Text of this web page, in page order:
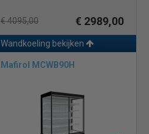
€ 4095,00 € 2989,00
Wandkoeling bekijken
Mafirol MCWB90H